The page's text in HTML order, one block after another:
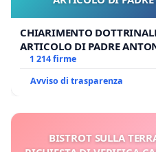
CHIARIMENTO
ARTICOLO DI PADRE
1 214 firme
Avviso di trasparenza
BISTROT SULLA